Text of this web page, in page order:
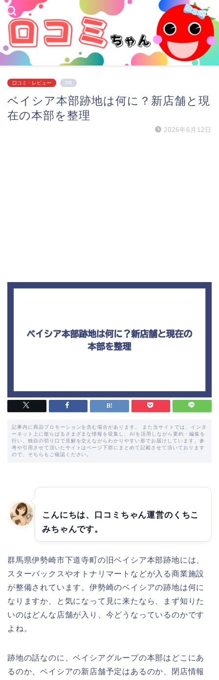
口コミ・レビュー PR
ベイシア本部跡地は何に？新店舗と現
在の本部を整理
2026年6月12日
記事内に商品プロモーションを含む場合があります。 また当サイトでは、インタ
ーネット上に散らばるさまざまな情報を収集し、AIを活用しながら要約・編集を
行い、独自の切り口で見解を交えながらわかりやすい形でお届けしています。参
考や引用させて頂いたサイトはページ下部にまとめて記載させて頂いております
ので、そちらもご確認ください。
こんにちは、口コミちゃん運営のくちこ
みちゃんです。
群馬県伊勢崎市下道寺町の旧ベイシア本部跡地には、
スターバックスやオトナリマートなどが入る商業施設
が整備されています。伊勢崎のベイシアの跡地は何に
なりますか、と気になって見に来たなら、まず知りた
いのはどんな店舗が入り、今どうなっているのかです
よね。
跡地の話なのに、ベイシアグループの本部はどこにあ
るのか、ベイシアの新店舗予定はあるのか、閉店情報